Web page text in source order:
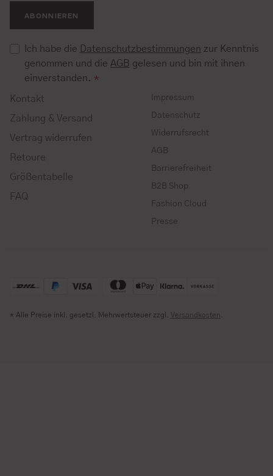
ABONNIEREN
Ich habe die Datenschutzbestimmungen zur Kenntnis
genommen und die AGB gelesen und bin mit ihnen
einverstanden. *
Kontakt
Zahlung & Versand
Vertrag widerrufen
Retoure
Größentabelle
FAQ
Impressum
Datenschutz
Widerrufsrecht
AGB
Barrierefreiheit
B2B Shop
Fashion Cloud
Presse
* Alle Preise inkl. gesetzl. Mehrwertsteuer zzgl. Versandkosten